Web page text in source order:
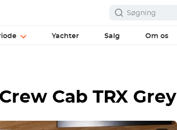
Yachter Salg Om os
Cab TRX Grey